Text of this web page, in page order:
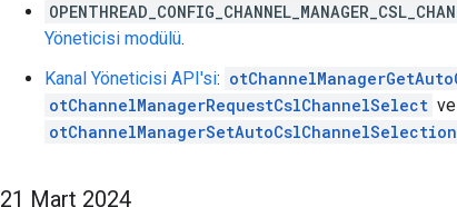
Yöneticisi modülü.
Kanal Yöneticisi API'si:
otChannelManagerRequestCslChannelSelect ve
21 Mart 2024